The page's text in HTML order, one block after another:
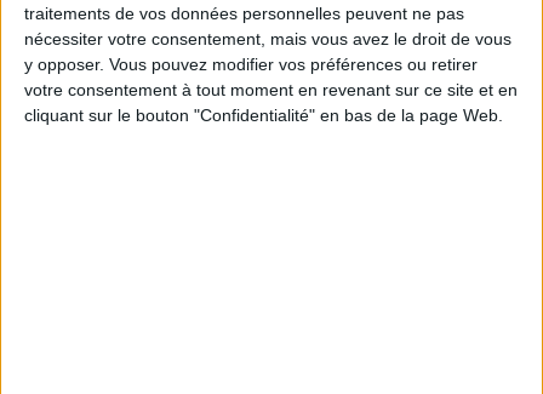
traitements de vos données personnelles peuvent ne pas
nécessiter votre consentement, mais vous avez le droit de vous
y opposer. Vous pouvez modifier vos préférences ou retirer
votre consentement à tout moment en revenant sur ce site et en
cliquant sur le bouton "Confidentialité" en bas de la page Web.
Rue De La Pompe (avenue Georges Mandel)
JE PARTAGE !